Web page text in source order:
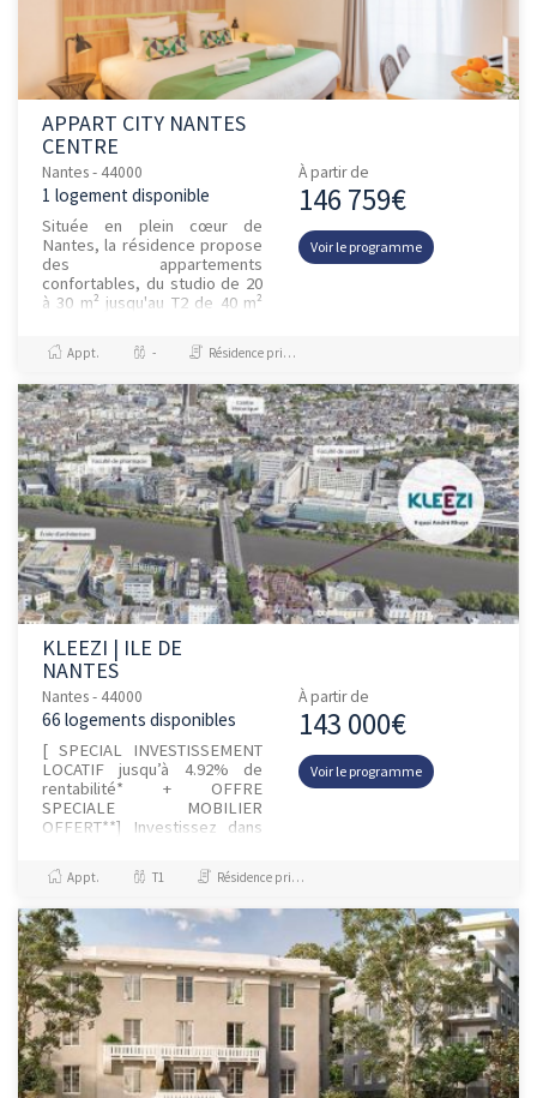
APPART CITY NANTES
CENTRE
Nantes - 44000
1 logement disponible
Située en plein cœur de
Nantes, la résidence propose
des appartements
confortables, du studio de 20
à 30 m² jusqu'au T2 de 40 m²
personnes, meublés et
équipés. L...
À partir de
146 759€
Voir le programme
Appt. - Résidence principale / PTZ, Investissement et Défiscalisation
KLEEZI | ILE DE
NANTES
Nantes - 44000
66 logements disponibles
[ SPECIAL INVESTISSEMENT
LOCATIF jusqu’à 4.92% de
rentabilité* + OFFRE
SPECIALE MOBILIER
OFFERT**] Investissez dans
jeunes actifs à fort potentiel,
au cœur de l’Î...
À partir de
143 000€
Voir le programme
Appt. T1 Résidence principale / PTZ, Investissement et Défiscalisation